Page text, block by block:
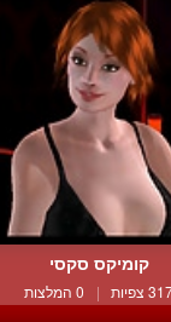
קומיקס סקסי
צפיות | 0 המלצות